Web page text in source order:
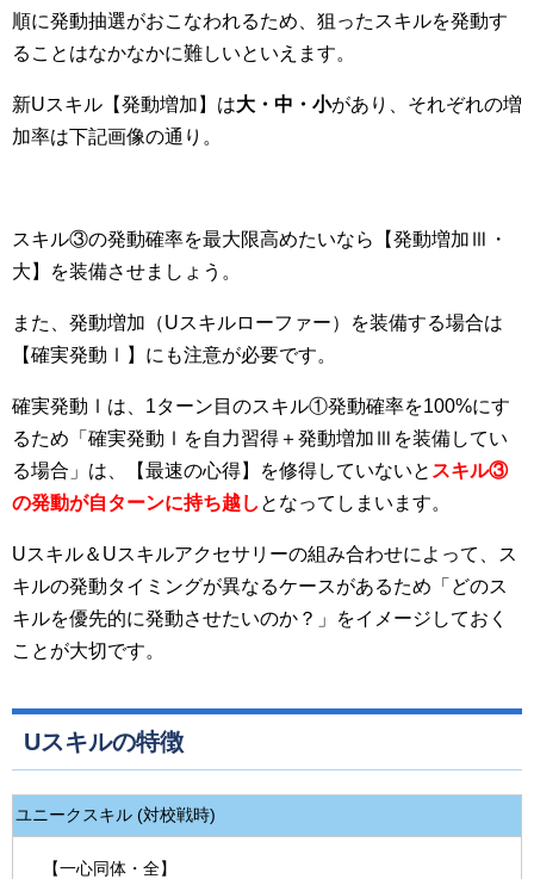
順に発動抽選がおこなわれるため、狙ったスキルを発動す
ることはなかなかに難しいといえます。
新Uスキル【発動増加】は大・中・小があり、それぞれの増
加率は下記画像の通り。
スキル③の発動確率を最大限高めたいなら【発動増加Ⅲ・
大】を装備させましょう。
また、発動増加（Uスキルローファー）を装備する場合は
【確実発動Ⅰ】にも注意が必要です。
確実発動Ⅰは、1ターン目のスキル①発動確率を100%にす
るため「確実発動Ⅰを自力習得＋発動増加Ⅲを装備してい
る場合」は、【最速の心得】を修得していないと スキル③
の発動が自ターンに持ち越し となってしまいます。
Uスキル＆Uスキルアクセサリーの組み合わせによって、ス
キルの発動タイミングが異なるケースがあるため「どのス
キルを優先的に発動させたいのか？」をイメージしておく
ことが大切です。
Uスキルの特徴
ユニークスキル (対校戦時)
【一心同体・全】